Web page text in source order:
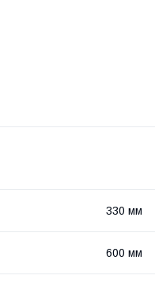
330 мм
600 мм